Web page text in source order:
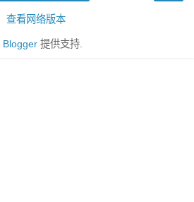
查看网络版本
Blogger提供支持.